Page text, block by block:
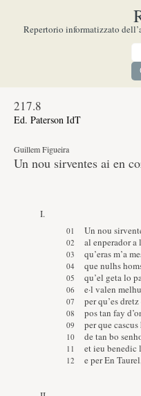
Repertorio informatizzato
217.8
Ed. Paterson IdT
Guillem Figueira
Un nou sirventes ai en
I.
Un nou
al enperador a
qu’eras m’a
que nulhs
qu’el geta lo
e·l valen
per qu’es
pos tan fay
per que
de tan bo
et ieu benedic
e per En